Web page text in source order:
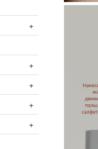
+
+
+
+
+